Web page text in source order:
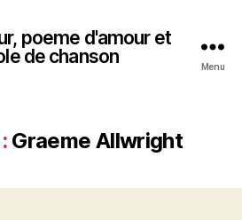
poeme d'amour et
de chanson
Menu
Graeme Allwright